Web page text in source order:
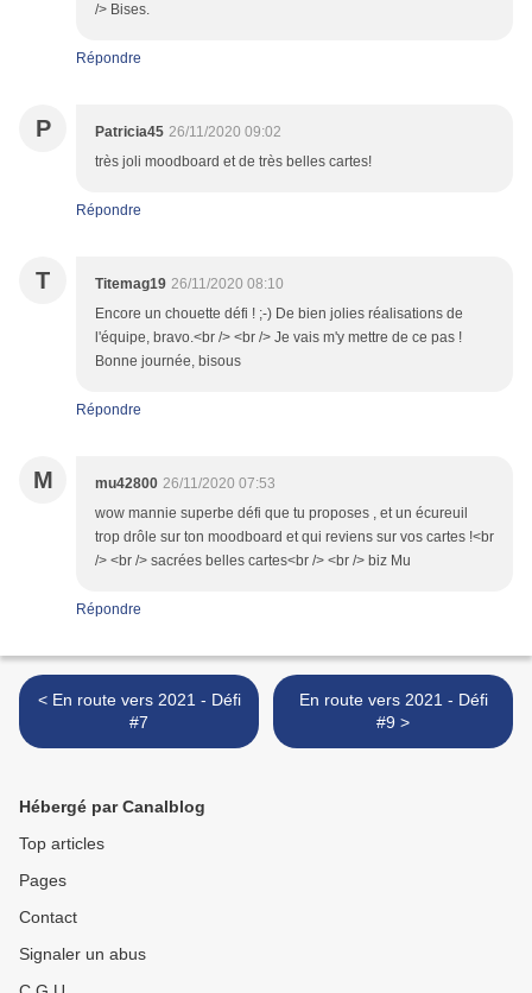
/> Bises.
Répondre
P Patricia45 26/11/2020 09:02
très joli moodboard et de très belles cartes!
Répondre
T Titemag19 26/11/2020 08:10
Encore un chouette défi ! ;-) De bien jolies réalisations de
l'équipe, bravo.<br /> <br /> Je vais m'y mettre de ce pas !
Bonne journée, bisous
Répondre
M mu42800 26/11/2020 07:53
wow mannie superbe défi que tu proposes , et un écureuil
trop drôle sur ton moodboard et qui reviens sur vos cartes !<br
/> <br /> sacrées belles cartes<br /> <br /> biz Mu
Répondre
< En route vers 2021 - Défi
#7
En route vers 2021 - Défi
#9 >
Hébergé par Canalblog
Top articles
Pages
Contact
Signaler un abus